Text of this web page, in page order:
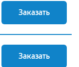
Заказать
Заказать